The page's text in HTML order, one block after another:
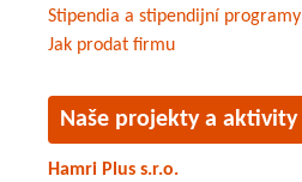
Stipendia a stipendijní programy
Jak prodat firmu
Naše projekty a aktivity
Hamri Plus s.r.o.